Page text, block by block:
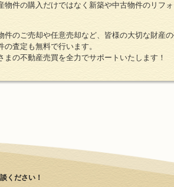
物件の購入だけではなく新築や中古物件のリフ
件のご売却や任意売却など、皆様の大切な財産
査定も無料で行います。
まの不動産売買を全力でサポートいたします！
ください！